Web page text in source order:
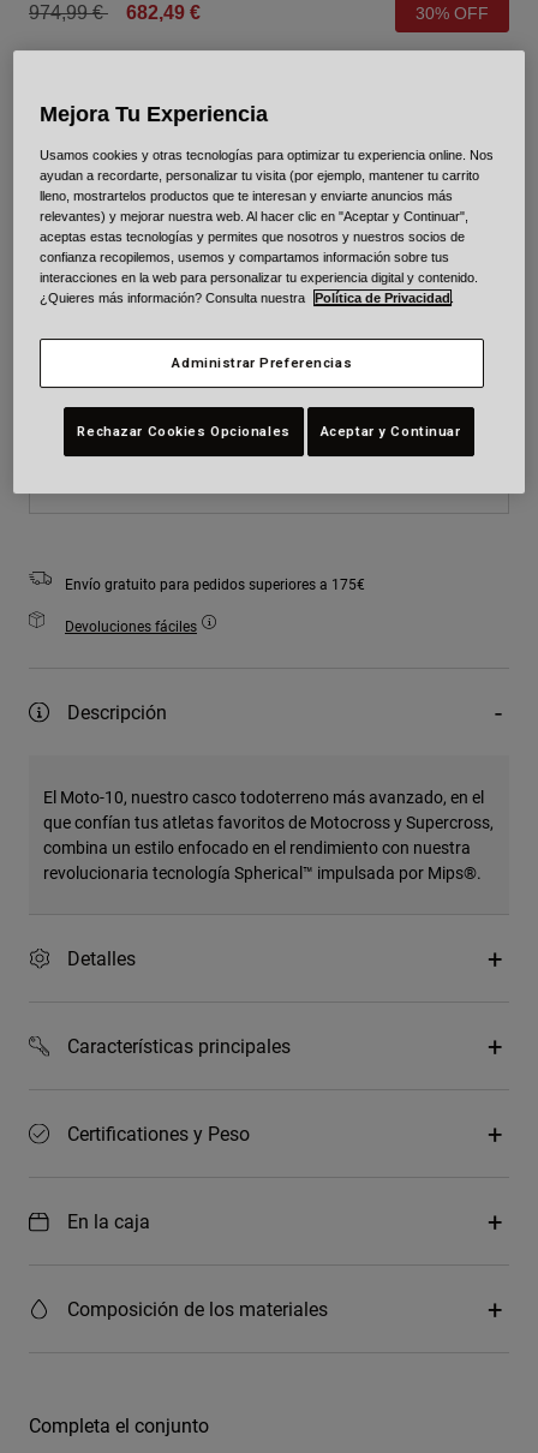
Price reduced from
974,99 €to 682,49 € 30% OFF
Color -Azul/Negro
seleccionado
Talla Cuadro de tallas
Sin stock
Envío gratuito para pedidos superiores a 175€
Devoluciones fáciles
Descripción
El Moto-10, nuestro casco todoterreno más avanzado, en el
que confían tus atletas favoritos de Motocross y Supercross,
combina un estilo enfocado en el rendimiento con nuestra
revolucionaria tecnología Spherical™ impulsada por Mips®.
Detalles
Características principales
Certificationes y Peso
En la caja
Composición de los materiales
Completa el conjunto
Mejora Tu Experiencia
Usamos cookies y otras tecnologías para optimizar tu experiencia online. Nos
ayudan a recordarte, personalizar tu visita (por ejemplo, mantener tu carrito
lleno, mostrartelos productos que te interesan y enviarte anuncios más
relevantes) y mejorar nuestra web. Al hacer clic en "Aceptar y Continuar",
aceptas estas tecnologías y permites que nosotros y nuestros socios de
confianza recopilemos, usemos y compartamos información sobre tus
interacciones en la web para personalizar tu experiencia digital y contenido.
¿Quieres más información? Consulta nuestra
Política de Privacidad
Administrar Preferencias
Rechazar Cookies Opcionales Aceptar y Continuar